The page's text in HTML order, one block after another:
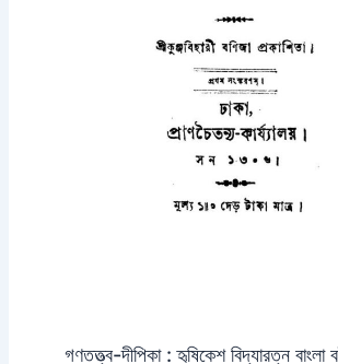
গণতত্ত্ব-দীপিকা : হৃষিকেশ বিদ্যারত্ন বাংলা